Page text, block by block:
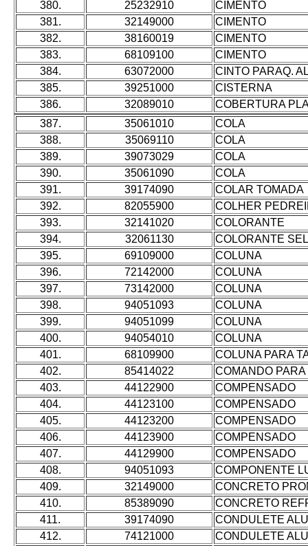
380. 25232910
CIMENTO
381.
32149000
CIMENTO
382.
38160019
CIMENTO
383.
68109100
CIMENTO
384.
63072000
CINTO PARAQ.
385.
39251000
CISTERNA
386.
32089010
COBERTURA
387.
35061010
COLA
388.
35069110
COLA
389.
39073029
COLA
390.
35061090
COLA
391.
39174090
COLAR TOMADA
392.
82055900
COLHER
393.
32141020
COLORANTE
394.
32061130
COLORANTE
395.
69109000
COLUNA
396.
72142000
COLUNA
397.
73142000
COLUNA
398.
94051093
COLUNA
399.
94051099
COLUNA
400.
94054010
COLUNA
401.
68109900
COLUNA PARA
402.
85414022
COMANDO
403.
44122900
COMPENSADO
404.
44123100
COMPENSADO
405.
44123200
COMPENSADO
406.
44123900
COMPENSADO
407.
44129900
COMPENSADO
408.
94051093
COMPONENTE
409.
32149000
CONCRETO
410.
85389090
CONCRETO
411.
39174090
CONDULETE
412.
74121000
CONDULETE